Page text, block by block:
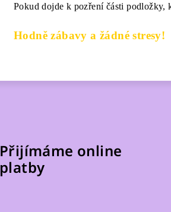
Pokud dojde k pozření části podložky,
Hodně zábavy a žádné stresy!
Přijímáme online
platby